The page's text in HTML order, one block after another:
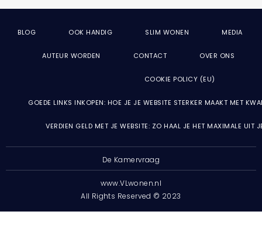
BLOG OOK HANDIG SLIM WONEN MEDIA
AUTEUR WORDEN CONTACT OVER ONS
COOKIE POLICY (EU)
GOEDE LINKS INKOPEN: HOE JE JE WEBSITE STERKER MAAKT MET
VERDIEN GELD MET JE WEBSITE: ZO HAAL JE HET MAXIMALE UIT
De Kamervraag
www.VLwonen.nl
All Rights Reserved © 2023